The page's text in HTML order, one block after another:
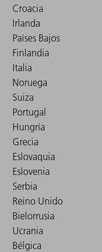
Croacia
Irlanda
Países Bajos
Finlandia
Italia
Noruega
Suiza
Portugal
Hungría
Grecia
Eslovaquia
Eslovenia
Serbia
Reino Unido
Bielorrusia
Ucrania
Bélgica